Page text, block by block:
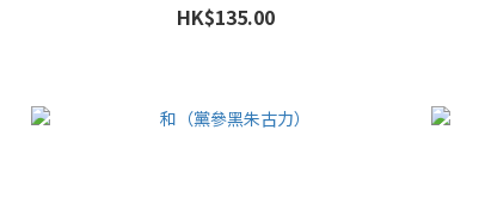
HK$135.00